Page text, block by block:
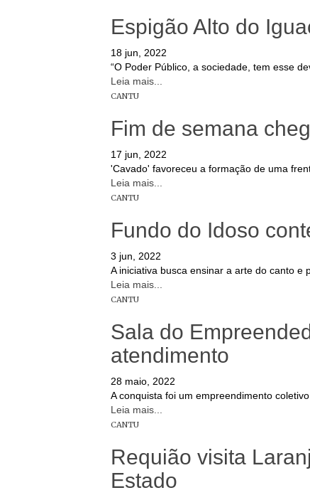
Espigão Alto do
18 jun, 2022
“O Poder Público, a sociedade, tem esse
Leia mais...
CANTU
Fim de semana
17 jun, 2022
'Cavado' favoreceu a formação de uma
Leia mais...
CANTU
Fundo do Idoso
3 jun, 2022
A iniciativa busca ensinar a arte do canto
Leia mais...
CANTU
Sala do
atendimento
28 maio, 2022
A conquista foi um empreendimento
Leia mais...
CANTU
Requião visita
Estado